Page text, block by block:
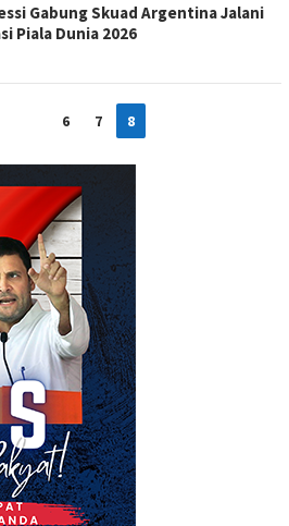
Gabung Skuad Argentina Jalani
Piala Dunia 2026
6 7 8